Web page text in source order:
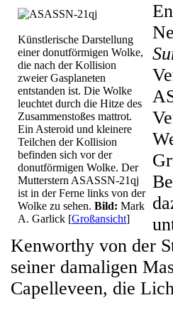
Künstlerische Darstellung
einer donutförmigen Wolke,
die nach der Kollision
zweier Gasplaneten
entstanden ist. Die Wolke
leuchtet durch die Hitze des
Zusammenstoßes mattrot.
Ein Asteroid und kleinere
Teilchen der Kollision
befinden sich vor der
donutförmigen Wolke. Der
Mutterstern ASASSN-21qj
ist in der Ferne links von der
Wolke zu sehen. Bild: Mark
A. Garlick [Großansicht]
Kenworthy von der
seiner damaligen
Capelleveen, die